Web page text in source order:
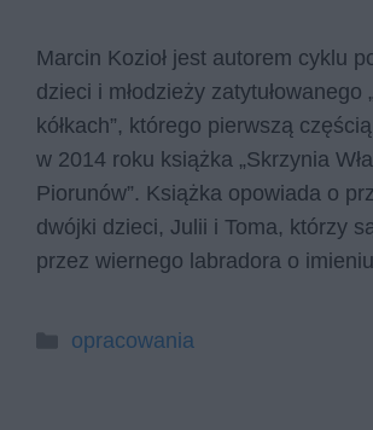
Marcin Kozioł jest autorem cyklu
dzieci i młodzieży zatytułowanego
kółkach”, którego pierwszą
w 2014 roku książka „Skrzynia
Piorunów”. Książka opowiada o
dwójki dzieci, Julii i Toma, którzy
przez wiernego labradora o
Kategorie
opracowania